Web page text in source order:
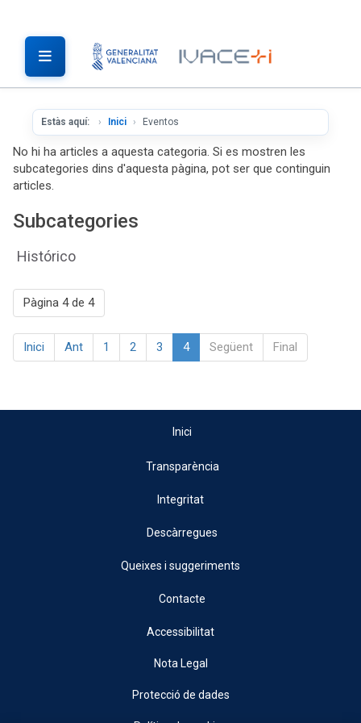
Estàs aquí: Inici Eventos
No hi ha articles a aquesta categoria. Si es mostren les
subcategories dins d'aquesta pàgina, pot ser que continguin
articles.
Subcategories
Histórico
Pàgina 4 de 4
Inici Ant 1 2 3 4 Següent Final
Inici
Transparència
Integritat
Descàrregues
Queixes i suggeriments
Contacte
Accessibilitat
Nota Legal
Protecció de dades